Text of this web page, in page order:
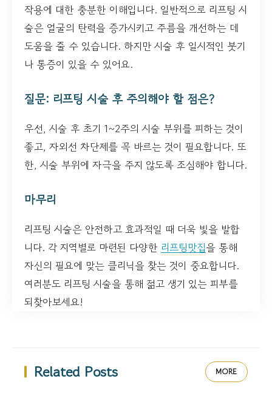
작용에 대한 충분한 이해입니다. 일반적으로 리프팅 시
술은 얼굴의 탄력을 증가시키고 주름을 개선하는 데
도움을 줄 수 있습니다. 하지만 시술 후 일시적인 붓기
나 통증이 있을 수 있어요.
질문: 리프팅 시술 후 주의해야 할 점은?
우선, 시술 후 초기 1~2주의 시술 부위를 피하는 것이
좋고, 자외선 차단제를 꼭 바르는 것이 필요합니다. 또
한, 시술 부위에 자극을 주지 않도록 조심해야 합니다.
마무리
리프팅 시술은 안전하고 효과적일 때 더욱 빛을 발합
니다. 각 지역별로 마련된 다양한 리프팅맛집을 통해
자신의 필요에 맞는 클리닉을 찾는 것이 중요합니다.
여러분도 리프팅 시술을 통해 젊고 생기 있는 피부를
되찾아보세요!
Related Posts MORE